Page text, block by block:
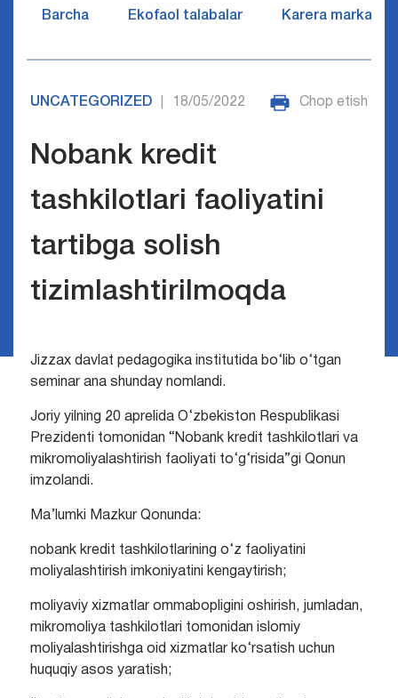
Barcha Ekofaol talabalar Karera markazi
UNCATEGORIZED 18/05/2022 Chop etish
Nobank kredit
tashkilotlari faoliyatini
tartibga solish
tizimlashtirilmoqda
Jizzax davlat pedagogika institutida bo‘lib o‘tgan
seminar ana shunday nomlandi.
Joriy yilning 20 aprelida O‘zbekiston Respublikasi
Prezidenti tomonidan “Nobank kredit tashkilotlari va
mikromoliyalashtirish faoliyati to‘g‘risida”gi Qonun
imzolandi.
Ma’lumki Mazkur Qonunda:
nobank kredit tashkilotlarining o‘z faoliyatini
moliyalashtirish imkoniyatini kengaytirish;
moliyaviy xizmatlar ommabopligini oshirish, jumladan,
mikromoliya tashkilotlari tomonidan islomiy
moliyalashtirishga oid xizmatlar ko‘rsatish uchun
huquqiy asos yaratish;